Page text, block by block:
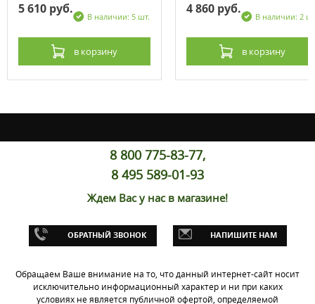
5 610 руб.
В наличии: 5 шт.
в корзину
4 860 руб.
В наличии: 2
в корзину
8 800 775-83-77,
8 495 589-01-93
Ждем Вас у нас в магазине!
ОБРАТНЫЙ ЗВОНОК НАПИШИТЕ НАМ
Обращаем Ваше внимание на то, что данный интернет-сайт носит
исключительно информационный характер и ни при каких
условиях не является публичной офертой, определяемой